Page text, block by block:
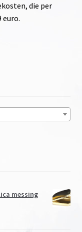
die per
euro.
messing